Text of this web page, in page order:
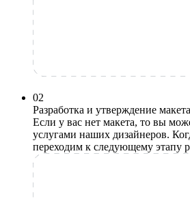
02
Разработка и утверждение макета
Если у вас нет макета, то вы
услугами наших дизайнеров.
переходим к следующему этапу